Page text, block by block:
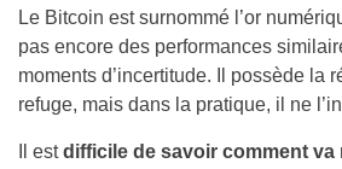
Le Bitcoin est surnommé l’or
pas encore des performances
moments d’incertitude. Il possède la
refuge, mais dans la pratique, il ne
Il estdifficile de savoir comment va